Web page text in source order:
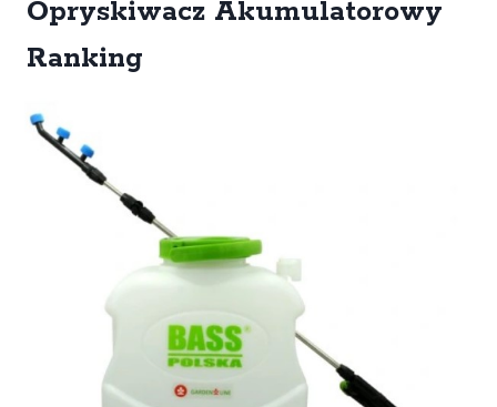
Opryskiwacz Akumulatorowy
Ranking